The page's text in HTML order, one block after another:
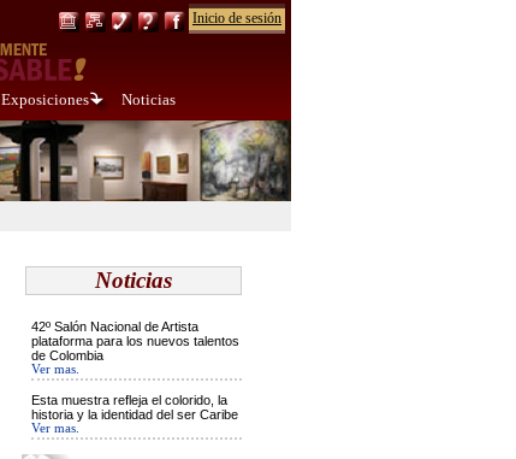
Inicio de sesión
Exposiciones Noticias
Noticias
42º Salón Nacional de Artista
plataforma para los nuevos talentos
de Colombia
Ver mas.
Esta muestra refleja el colorido, la
historia y la identidad del ser Caribe
Ver mas.